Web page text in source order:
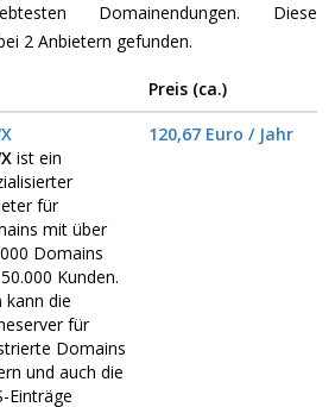
Domainendungen. Diese
2 Anbietern gefunden.
Preis (ca.)
ist ein
für
mit über
Domains
Kunden.
kann die
für
Domains
und auch die
Einträge
120,67 Euro / Jahr